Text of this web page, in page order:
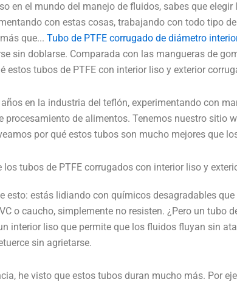
en el mundo del manejo de fluidos, sabes que
con estas cosas, trabajando con todo tipo
que... Tubo de PTFE corrugado de diámetro
sin doblarse. Comparada con las mangueras de
estos tubos de PTFE con interior liso y exterior
en la industria del teflón, experimentando con
procesamiento de alimentos. Tenemos nuestro sitio
por qué estos tubos son mucho mejores que
los tubos de PTFE corrugados con interior liso y
esto: estás lidiando con químicos desagradables
o caucho, simplemente no resisten. ¿Pero un tubo
interior liso que permite que los fluidos fluyan sin
sin agrietarse.
he visto que estos tubos duran mucho más. Por